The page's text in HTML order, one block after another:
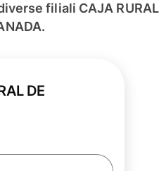
filiali CAJA RURAL
DE